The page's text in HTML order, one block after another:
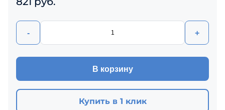
- +
В корзину
Купить в 1 клик